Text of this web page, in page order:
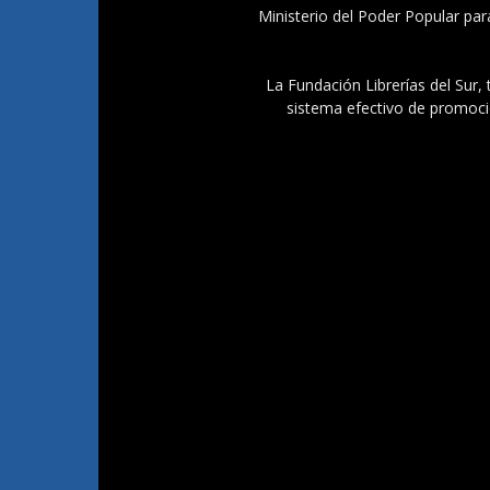
Ministerio del Poder Popular
La Fundación Librerías del
sistema efectivo de